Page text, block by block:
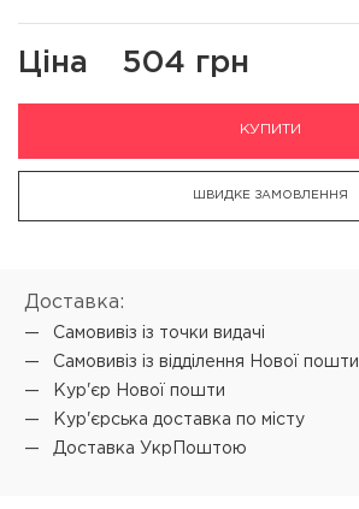
Ціна 504 грн
КУПИТИ
ШВИДКЕ ЗАМОВЛЕННЯ
Доставка:
Самовивіз iз точки видачі
Самовивіз iз відділення Нової пошти
Кур'єр Нової пошти
Кур'єрська доставка по місту
Доставка УкрПоштою